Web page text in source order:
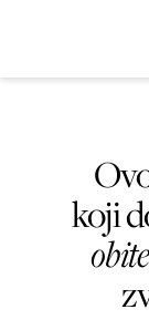
koji